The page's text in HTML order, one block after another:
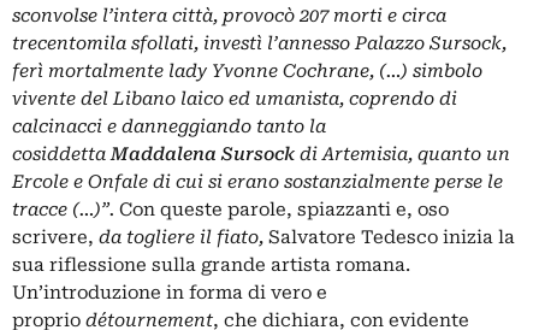
sconvolse l’intera città, provocò 207 morti e circa
trecentomila sfollati, investì l’annesso Palazzo Sursock,
ferì mortalmente lady Yvonne Cochrane, (…) simbolo
vivente del Libano laico ed umanista, coprendo di
calcinacci e danneggiando tanto la
cosiddettaMaddalena Sursock di Artemisia, quanto un
Ercole e Onfale di cui si erano sostanzialmente perse le
tracce (…)”. Con queste parole, spiazzanti e, oso
scrivere, da togliere il fiato, Salvatore Tedesco inizia la
sua riflessione sulla grande artista romana.
Un’introduzione in forma di vero e
proprio détournement, che dichiara, con evidente